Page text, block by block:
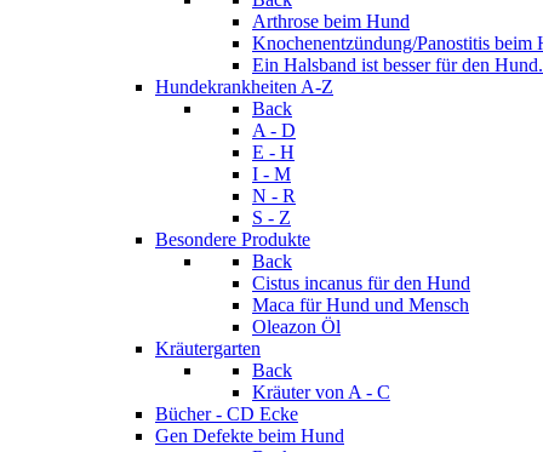
Arthrose beim Hund
Knochenentzündung/Panostitis beim
Ein Halsband ist besser für den
Hundekrankheiten A-Z
Back
A - D
E - H
I - M
N - R
S - Z
Besondere Produkte
Back
Cistus incanus für den Hund
Maca für Hund und Mensch
Oleazon Öl
Kräutergarten
Back
Kräuter von A - C
Bücher - CD Ecke
Gen Defekte beim Hund